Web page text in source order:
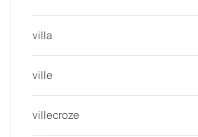
villa
ville
villecroze